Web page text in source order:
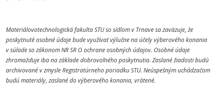
Materiálovotechnologická fakulta STU so sídlom v Trnave sa zaväzuje, že
poskytnuté osobné údaje bude využívať výlučne na účely výberového konania
v súlade so zákonom NR SR O ochrane osobných údajov. Osobné údaje
zhromažďuje iba na základe dobrovoľného poskytnutia. Zaslané žiadosti budú
archivované v zmysle Registratúrneho poriadku STU. Neúspešným uchádzačom
budú materiály, zaslané do výberového konania, vrátené.